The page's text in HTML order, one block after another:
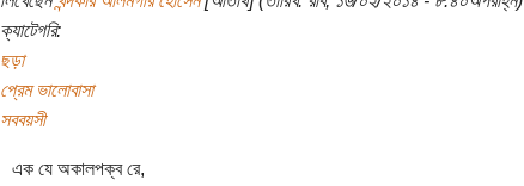
ক্যাটেগরি:
ছড়া
প্রেম ভালোবাসা
সববয়সী
এক যে অকালপক্ব রে,